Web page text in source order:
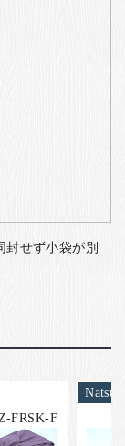
封せず小袋が別
FRSK-F